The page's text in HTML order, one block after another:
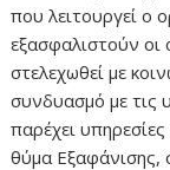
που λειτουργεί ο
εξασφαλιστούν οι
στελεχωθεί με
συνδυασμό με τις
παρέχει
θύμα Εξαφάνισης,